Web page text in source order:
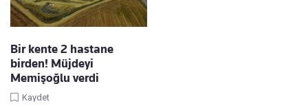
Bir kente 2 hastane
birden! Müjdeyi
Memişoğlu verdi
Kaydet